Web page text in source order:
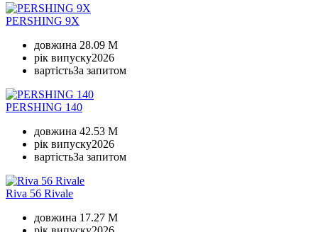
PERSHING 9X
довжина 28.09 M
рік випуску2026
вартістьЗа запитом
PERSHING 140
довжина 42.53 M
рік випуску2026
вартістьЗа запитом
Riva 56 Rivale
довжина 17.27 M